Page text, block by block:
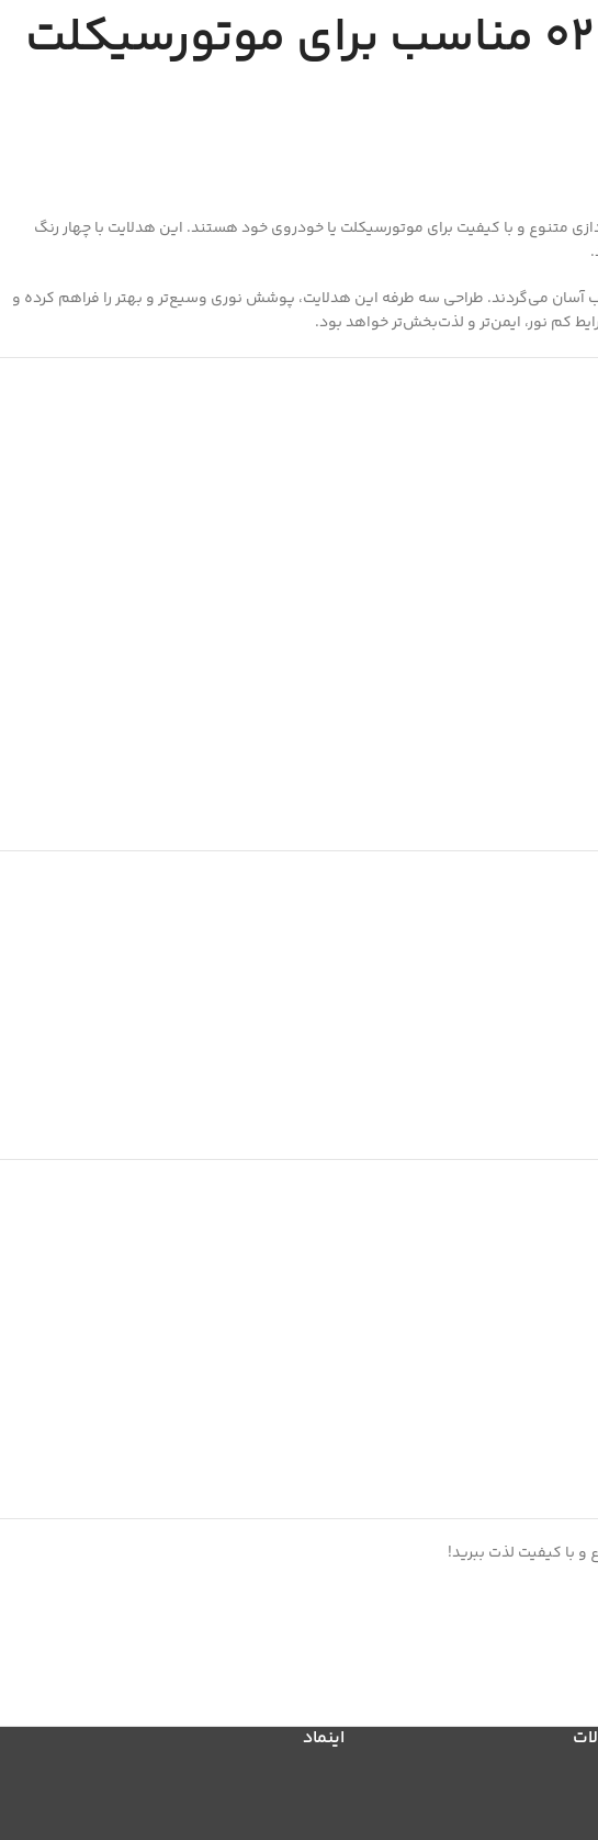
هدلایت 4 رنگ 5 حالته 3 طرفه ترانس دار کد 02 مناسب برای موتورسیکلت
متنوع و با کیفیت برای موتورسیکلت یا خودروی خود هستند. این هدلایت با چهار رنگ
می‌گردند. طراحی سه طرفه این هدلایت، پوشش نوری وسیع‌تر و بهتر را فراهم کرده و
کم نور، ایمن‌تر و لذت‌بخش‌تر خواهد بود.
و با کیفیت لذت ببرید!
اینماد